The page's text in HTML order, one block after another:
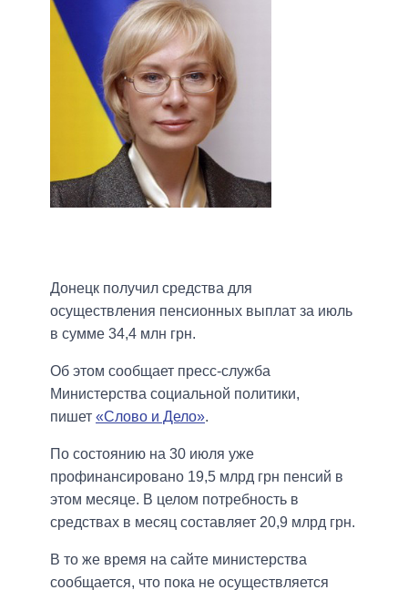
Донецк получил средства для
осуществления пенсионных выплат за июль
в сумме 34,4 млн грн.
Об этом сообщает пресс-служба
Министерства социальной политики,
пишет «Слово и Дело».
По состоянию на 30 июля уже
профинансировано 19,5 млрд грн пенсий в
этом месяце. В целом потребность в
средствах в месяц составляет 20,9 млрд грн.
В то же время на сайте министерства
сообщается, что пока не осуществляется